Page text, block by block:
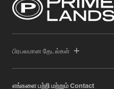
பிரபலமான தேடல்கள்
எங்களை பற்றி மற்றும் Contact